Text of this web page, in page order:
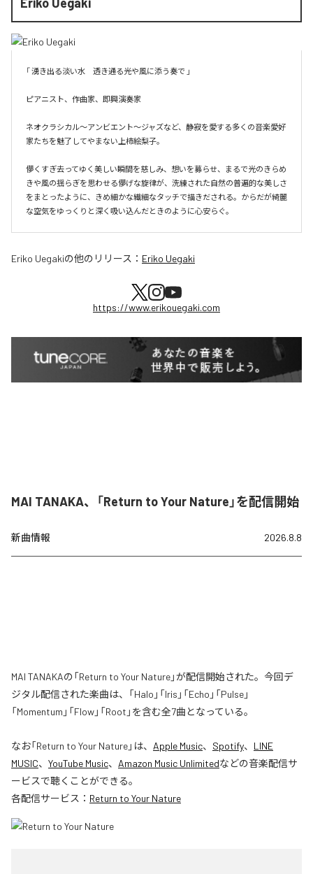
「 湧き出る淡い水　透き通る光や風に添う奏で 」
ピアニスト、作曲家、即興演奏家
ネオクラシカル〜アンビエント〜ジャズなど、静寂を愛する多くの音楽愛好
家たちを魅了してやまない上柿絵梨子。
儚くすぎ去ってゆく美しい瞬間を慈しみ、想いを募らせ、まるで光のきらめ
きや風の揺らぎを思わせる儚げな旋律が、洗練された自然の普遍的な美しさ
をまとったように、きめ細かな繊細なタッチで描きだされる。からだが綺麗
Eriko Uegakiの他のリリース： Eriko Uegaki
https://www.erikouegaki.com
MAI TANAKA、「Return to Your Nature」を配信開始
新曲情報 2026.8.8
MAI TANAKAの「Return to Your Nature」が配信開始された。今回デ
ジタル配信された楽曲は、「Halo」「Iris」「Echo」「Pulse」
「Momentum」「Flow」「Root」を含む全7曲となっている。
なお「Return to Your Nature」は、 Apple Music、 Spotify、 LINE
MUSIC、 YouTube Music、 Amazon Music Unlimitedなどの音楽配信サ
ービスで聴くことができる。
各配信サービス： Return to Your Nature